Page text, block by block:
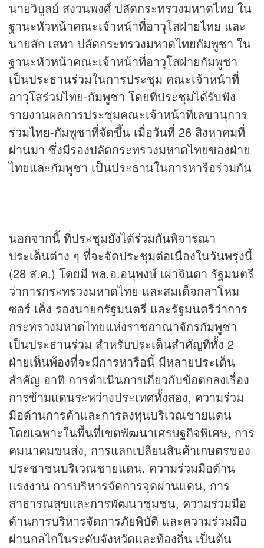
นายวิบูลย์ สงวนพงศ์ ปลัดกระทรวงมหาดไทย ใน
ฐานะหัวหน้าคณะเจ้าหน้าที่อาวุโสฝ่ายไทย และ
นายสัก เสทา ปลัดกระทรวงมหาดไทยกัมพูชา ใน
ฐานะหัวหน้าคณะเจ้าหน้าที่อาวุโสฝ่ายกัมพูชา
เป็นประธานร่วมในการประชุม คณะเจ้าหน้าที่
อาวุโสร่วมไทย-กัมพูชา โดยที่ประชุมได้รับฟัง
รายงานผลการประชุมคณะเจ้าหน้าที่เลขานุการ
ร่วมไทย-กัมพูชาที่จัดขึ้น เมื่อวันที่ 26 สิงหาคมที่
ผ่านมา ซึ่งมีรองปลัดกระทรวงมหาดไทยของฝ่าย
ไทยและกัมพูชา เป็นประธานในการหารือร่วมกัน
นอกจากนี้ ที่ประชุมยังได้ร่วมกันพิจารณา
ประเด็นต่าง ๆ ที่จะจัดประชุมต่อเนื่องในวันพรุ่งนี้
(28 ส.ค.) โดยมี พล.อ.อนุพงษ์ เผ่าจินดา รัฐมนตรี
ว่าการกระทรวงมหาดไทย และสมเด็จกลาโหม
ซอร์ เค็ง รองนายกรัฐมนตรี และรัฐมนตรีว่าการ
กระทรวงมหาดไทยแห่งราชอาณาจักรกัมพูชา
เป็นประธานร่วม สำหรับประเด็นสำคัญที่ทั้ง 2
ฝ่ายเห็นพ้องที่จะมีการหารือนี้ มีหลายประเด็น
สำคัญ อาทิ การดำเนินการเกี่ยวกับข้อตกลงเรื่อง
การข้ามแดนระหว่างประเทศทั้งสอง, ความร่วม
มือด้านการค้าและการลงทุนบริเวณชายแดน
โดยเฉพาะในพื้นที่เขตพัฒนาเศรษฐกิจพิเศษ, การ
คมนาคมขนส่ง, การแลกเปลี่ยนสินค้าเกษตรของ
ประชาชนบริเวณชายแดน, ความร่วมมือด้าน
แรงงาน การบริหารจัดการจุดผ่านแดน, การ
สาธารณสุขและการพัฒนาชุมชน, ความร่วมมือ
ด้านการบริหารจัดการภัยพิบัติ และความร่วมมือ
ผ่านกลไกในระดับจังหวัดและท้องถิ่น เป็นต้น